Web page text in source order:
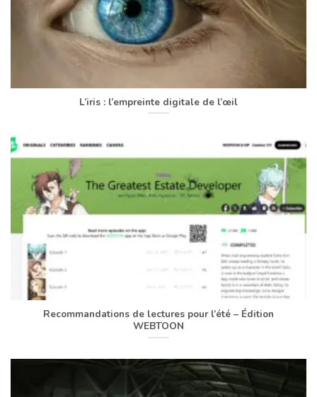
L’iris : l’empreinte digitale de l’œil
Recommandations de lectures pour l’été – Édition
WEBTOON